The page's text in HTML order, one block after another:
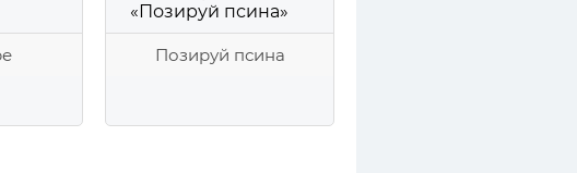
Позируй псина